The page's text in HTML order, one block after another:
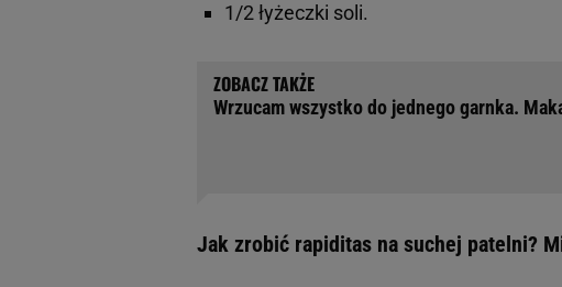
1/2 łyżeczki soli.
Wrzucam wszystko do jednego garnka.
Jak zrobić rapiditas na suchej patelni?